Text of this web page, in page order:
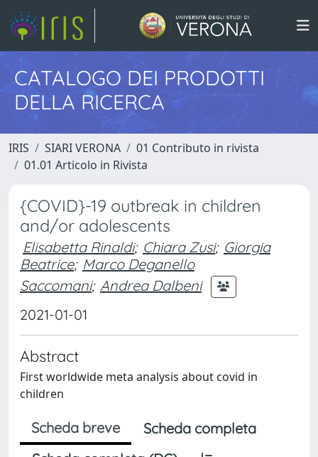
CATALOGO DEI PRODOTTI
DELLA RICERCA
IRIS SIARI VERONA
01 Contributo in rivista
01.01 Articolo in Rivista
{COVID}-19 outbreak in children
and/or adolescents
Elisabetta Rinaldi; Chiara Zusi; Giorgia
Beatrice; Marco Deganello
Saccomani; Andrea Dalbeni
2021-01-01
Abstract
First worldwide meta analysis about covid in
children
Scheda breve
Scheda completa